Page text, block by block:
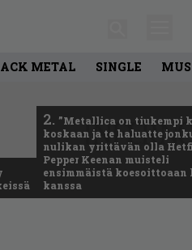
METAL SINGLE
2. ”Metallica on tiukempi
koskaan ja te haluatte
nulikan yrittävän olla
Pepper Keenan muisteli
ensimmäistä
kanssa